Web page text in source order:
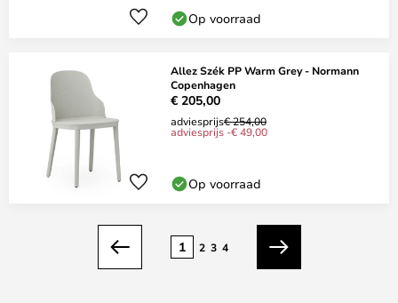
Op voorraad
Allez Szék PP Warm Grey - Normann
Copenhagen
€ 205,00
adviesprijs€ 254,00
adviesprijs -€ 49,00
Op voorraad
Vorige
1 2 3 4
Volgende